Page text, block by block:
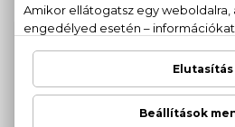
Kérdésed van, elakadtál? Hívd